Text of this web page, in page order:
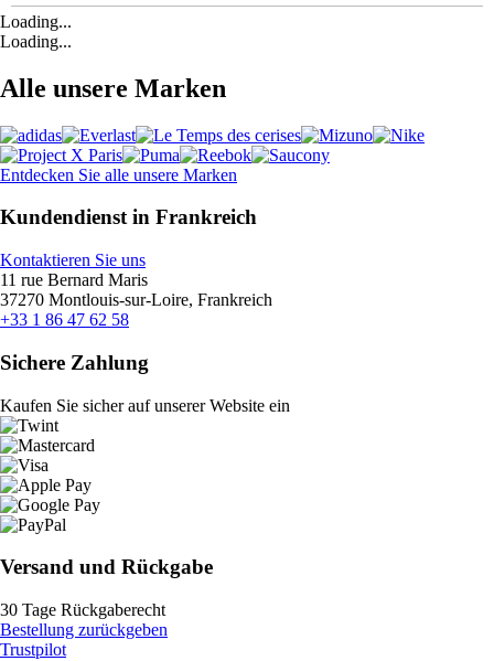
Loading...
Loading...
Alle unsere Marken
Entdecken Sie alle unsere Marken
Kundendienst in Frankreich
Kontaktieren Sie uns
11 rue Bernard Maris
37270 Montlouis-sur-Loire, Frankreich
+33 1 86 47 62 58
Sichere Zahlung
Kaufen Sie sicher auf unserer Website ein
Versand und Rückgabe
30 Tage Rückgaberecht
Bestellung zurückgeben
Trustpilot